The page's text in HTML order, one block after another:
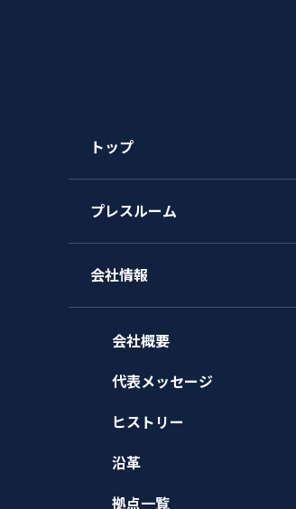
トップ
プレスルーム
会社情報
会社概要
代表メッセージ
ヒストリー
沿革
拠点一覧